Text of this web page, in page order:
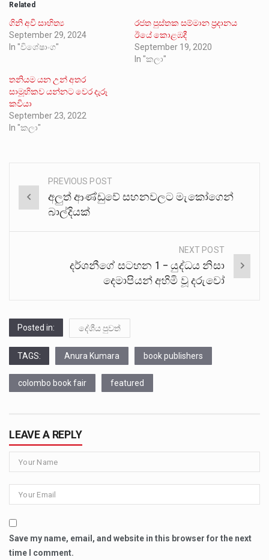
Related
ගිනි අවි සාහිත්‍ය
September 29, 2024
In "විශේෂාංග"
රජත පුස්තක සම්මාන ප්‍රදානය
ඊයේ කොළඹදී
September 19, 2020
In "කලා"
තනියම යන උන් අතර
සාමූහිකව යන්නට වෙර දැරූ
කවියා
September 23, 2022
In "කලා"
Post
navigation
PREVIOUS POST
අලුත් ආණ්ඩුවේ සහනවලට මැකෝගෙන්
බාල්දියක්
NEXT POST
දර්ශනීගේ සටහන 1 – යුද්ධය නිසා
දෙමාපියන් අහිමි වූ දරුවෝ
Posted in: දේශීය පුවත්
TAGS: Anura Kumara book publishers
colombo book fair featured
LEAVE A REPLY
Save my name, email, and website in this browser for the next
time I comment.